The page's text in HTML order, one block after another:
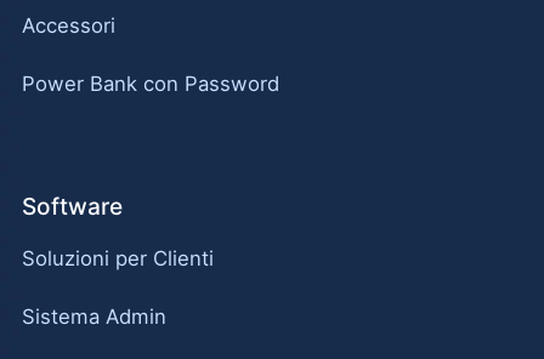
Accessori
Power Bank con Password
Software
Soluzioni per Clienti
Sistema Admin